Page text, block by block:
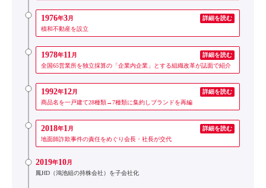
1976年3月
詳細を読む
積和不動産を設立
1978年11月
詳細を読む
全国65営業所を独立採算の「企業内企業」とする組織改革が誌面で紹介
1992年12月
詳細を読む
商品名を一戸建て28種類→7種類に集約しブランドを再編
2018年1月
詳細を読む
地面師詐欺事件の責任をめぐり会長・社長が交代
2019年10月
鳳HD（鴻池組の持株会社）を子会社化